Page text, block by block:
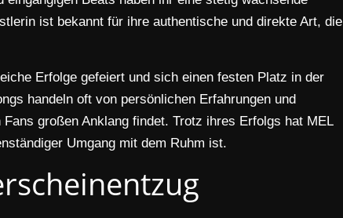
ist bekannt für ihre authentische und direkte Art, die
Erfolge gefeiert und sich einen festen Platz in der
handeln oft von persönlichen Erfahrungen und
großen Anklang findet. Trotz ihres Erfolgs hat MEL
Umgang mit dem Ruhm ist.